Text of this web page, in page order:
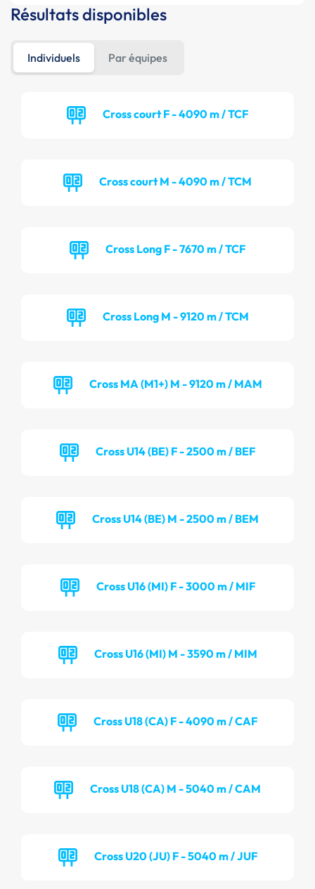
Résultats disponibles
Individuels Par équipes
Cross court F - 4090 m / TCF
Cross court M - 4090 m / TCM
Cross Long F - 7670 m / TCF
Cross Long M - 9120 m / TCM
Cross MA (M1+) M - 9120 m / MAM
Cross U14 (BE) F - 2500 m / BEF
Cross U14 (BE) M - 2500 m / BEM
Cross U16 (MI) F - 3000 m / MIF
Cross U16 (MI) M - 3590 m / MIM
Cross U18 (CA) F - 4090 m / CAF
Cross U18 (CA) M - 5040 m / CAM
Cross U20 (JU) F - 5040 m / JUF